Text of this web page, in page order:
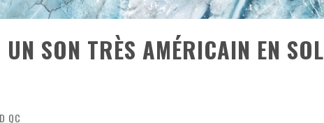
SON TRÈS AMÉRICAIN EN SOL
QC